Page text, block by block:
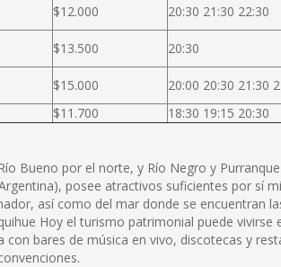
$12.000 20:30 21:30 22:30
$13.500 20:30
$15.000
20:00 20:30 21:30
$11.700 18:30 19:15 20:30
Bueno por el norte, y Río Negro y
posee atractivos suficientes por sí
así como del mar donde se encuentran
Hoy el turismo patrimonial puede vivirse
bares de música en vivo, discotecas y